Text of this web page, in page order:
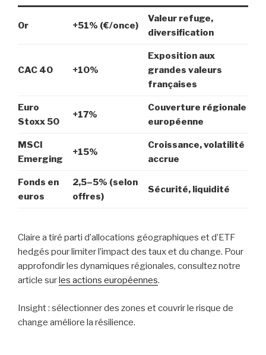
Or +51% (€/once)
Valeur refuge,
diversification
CAC 40 +10%
Exposition aux
grandes valeurs
françaises
Euro
Stoxx 50
+17%
Couverture régionale
européenne
MSCI
Emerging
+15%
Croissance, volatilité
accrue
Fonds en
euros
2,5–5% (selon
offres)
Sécurité, liquidité
Claire a tiré parti d’allocations géographiques et d’ETF
hedgés pour limiter l’impact des taux et du change. Pour
approfondir les dynamiques régionales, consultez notre
article sur les actions européennes.
Insight : sélectionner des zones et couvrir le risque de
change améliore la résilience.